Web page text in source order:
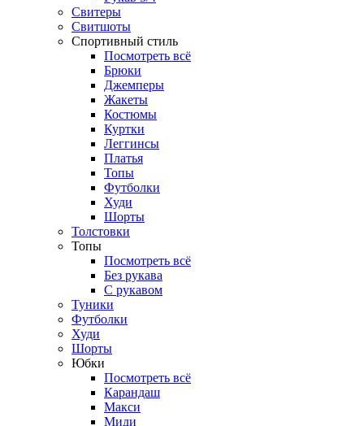
Свитеры
Свитшоты
Спортивный стиль
Посмотреть всё
Брюки
Джемперы
Жакеты
Костюмы
Куртки
Леггинсы
Платья
Топы
Футболки
Худи
Шорты
Толстовки
Топы
Посмотреть всё
Без рукава
С рукавом
Туники
Футболки
Худи
Шорты
Юбки
Посмотреть всё
Карандаш
Макси
Миди